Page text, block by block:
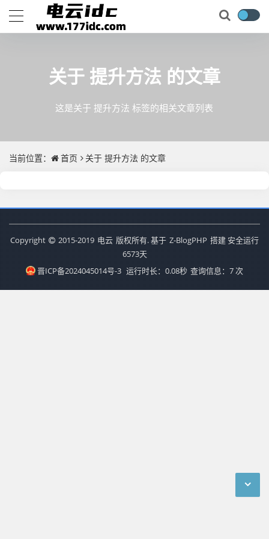
关于 提升方法 的文章
这是关于 提升方法 标签的相关文章列表
当前位置： 首页 关于 提升方法 的文章
Copyright 2015-2019 电云 版权所有. 基于 Z-BlogPHP 搭建 安全运行
6573天
晋ICP备2024045014号-3 运行时长：0.08秒 查询信息：7 次